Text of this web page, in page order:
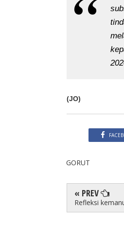
(JO)
GORUT
« PREV
Refleksi